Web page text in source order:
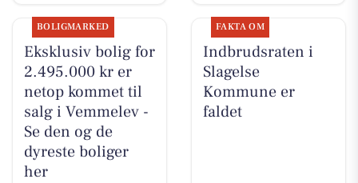
BOLIGMARKED
Eksklusiv bolig for
2.495.000 kr er
netop kommet til
salg i Vemmelev -
Se den og de
dyreste boliger
her
FAKTA OM
Indbrudsraten i
Slagelse
Kommune er
faldet